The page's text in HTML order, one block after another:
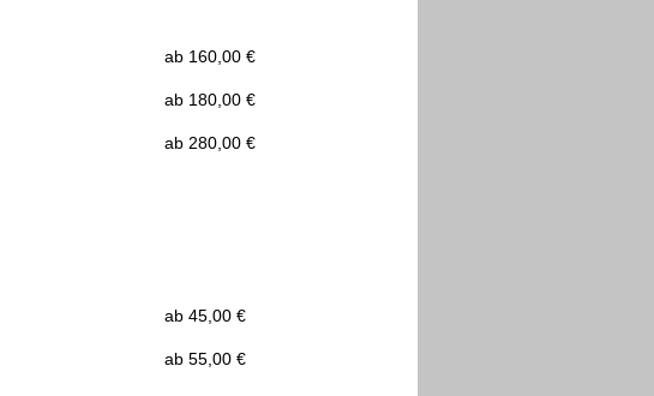
ab 160,00 €
ab 180,00 €
ab 280,00 €
ab 45,00 €
ab 55,00 €